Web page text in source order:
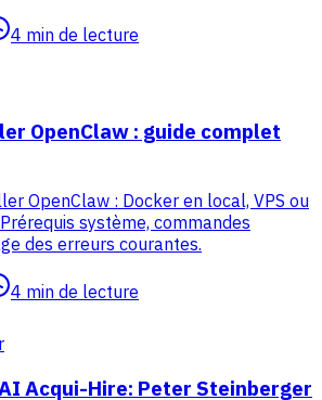
4 min de lecture
OpenClaw : guide complet
OpenClaw : Docker en local, VPS ou
système, commandes
des erreurs courantes.
4 min de lecture
Acqui-Hire: Peter Steinberger